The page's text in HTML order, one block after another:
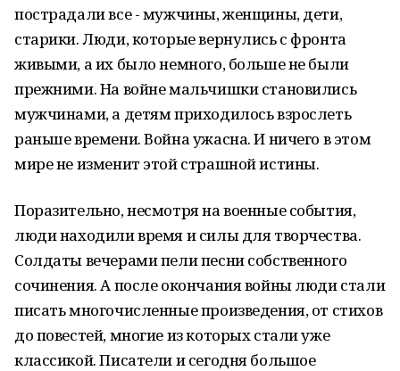
пострадали все - мужчины, женщины, дети,
старики. Люди, которые вернулись с фронта
живыми, а их было немного, больше не были
прежними. На войне мальчишки становились
мужчинами, а детям приходилось взрослеть
раньше времени. Война ужасна. И ничего в этом
мире не изменит этой страшной истины.
Поразительно, несмотря на военные события,
люди находили время и силы для творчества.
Солдаты вечерами пели песни собственного
сочинения. А после окончания войны люди стали
писать многочисленные произведения, от стихов
до повестей, многие из которых стали уже
классикой. Писатели и сегодня большое